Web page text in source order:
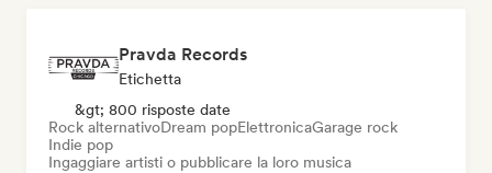
Pravda Records
Etichetta
&gt; 800 risposte date
Rock alternativoDream popElettronicaGarage rock
Indie pop
Ingaggiare artisti o pubblicare la loro musica